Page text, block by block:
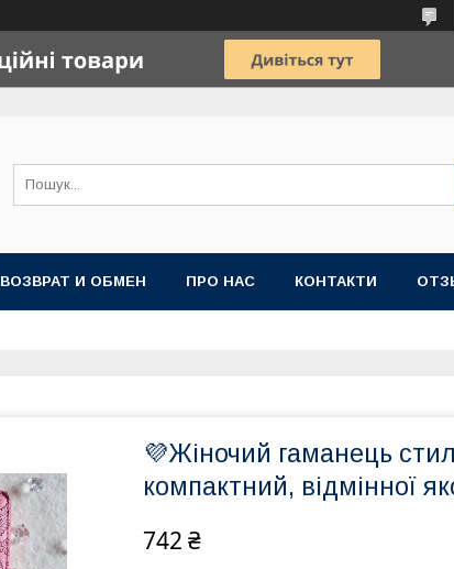
ВОЗВРАТ И ОБМЕН ПРО НАС КОНТАКТИ
💜Жіночий гаманець
компактний, відмінної
742 ₴